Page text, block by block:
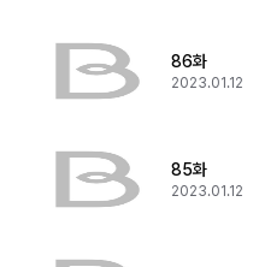
86화
2023.01.12
85화
2023.01.12